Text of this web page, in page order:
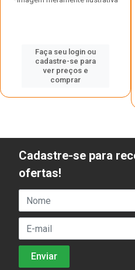
Faça seu login ou
cadastre-se para
ver preços e
comprar
Cadastre-se para
ofertas!